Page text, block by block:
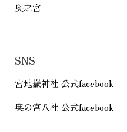
奥之宮
SNS
宮地嶽神社 公式facebook
奥の宮八社 公式facebook